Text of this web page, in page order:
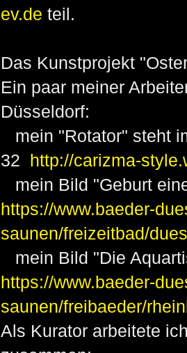
ev.de teil.
Das Kunstprojekt
Ein paar meiner
Düsseldorf:
mein "Rotator" steht
32
http://carizma-
mein Bild "Geburt
https://www.baeder-
saunen/freizeitbad/
mein Bild "Die
https://www.baeder-
saunen/freibaeder/
Als Kurator arbeitete